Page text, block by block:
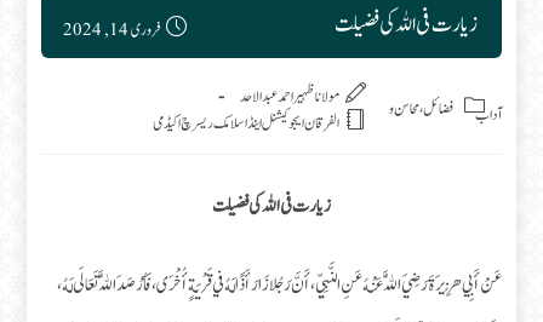
زیارت فی اللہ کی فضیلت Post published:
فروری 14, 2024
Post category:
فضائل، محاسن و آداب
مولانا ظہیر احمد عبدالاحد
الفرقان ایجوکیشنل اینڈ اسلامک ریسرچ اکیڈمی
زیارت فی اللہ کی فضیلت
عَنْ أَبِي هُزِيرَةَ رَضِيَ اللَّهُ عَنْهُ عَنِ النَّبِيِّ ، أَنَّ رَجُلا زَارَ أَذًا لَهُ في قَرْيَةٍ أُخْرَى، فَأَرْصَدَ اللَّهُ تَعَالَى لَهُ،